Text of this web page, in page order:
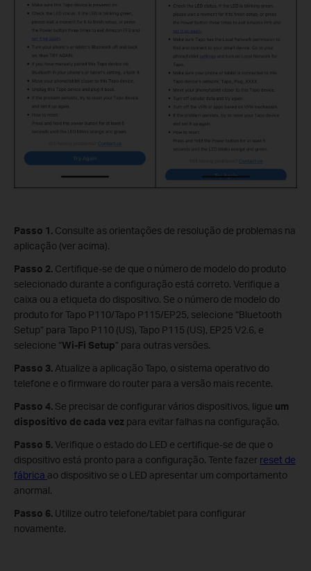
Passo 1. Consulte as orientações de resolução de problemas na
aplicação (ver acima).
Passo 2. Certifique-se de que o número de modelo do produto
selecionado durante a configuração está correto. Verifique a
caixa ou a etiqueta do dispositivo. Se o número de modelo do
produto for Tapo P110/Tapo P115/EP25, selecione “Bluetooth
Setup” para Tapo P110 (US), Tapo P115 (US), EP25 V2.6, e
selecione “Wi-Fi Setup” para outras versões.
Passo 3. Atualize a aplicação Tapo, o sistema operativo do
telefone e o firmware do router para a versão mais recente.
Passo 4. Se precisar de configurar vários dispositivos, ligue um
dispositivo de cada vez para evitar falhas na configuração.
Passo 5.Verifique o estado do LED e certifique-se de que o
dispositivo está pronto para a configuração. Tente fazer reset de
fábrica ao dispositivo se o LED apresentar um comportamento
anormal.
Passo 6. Utilize outro telefone/tablet para configurar
novamente.